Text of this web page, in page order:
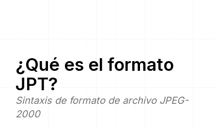
¿Qué es el formato
JPT?
Sintaxis de formato de archivo JPEG-
2000